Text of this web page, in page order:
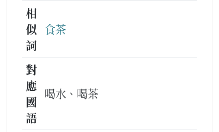
相
似
詞
食茶
對
應
國
語
喝水、喝茶